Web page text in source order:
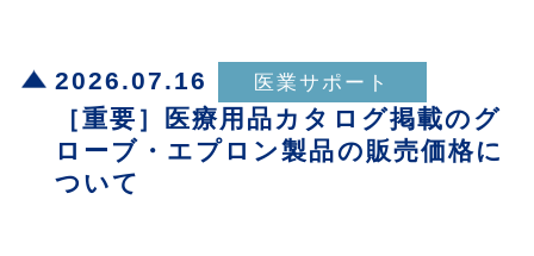
2026.07.16
［重要］医療用品カタログ掲載のグ
ローブ・エプロン製品の販売価格に
ついて